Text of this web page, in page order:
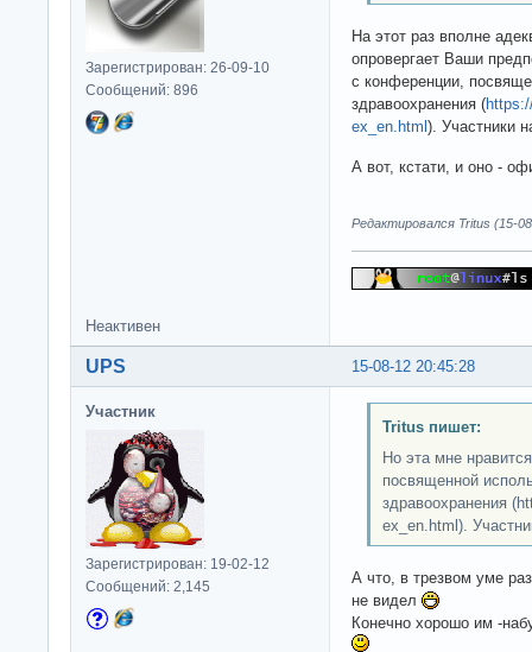
Зарегистрирован: 26-09-10
Сообщений: 896
На этот раз вполне
опровергает Ваши
с конференции,
здравоохранения (
ex_en.html ). Участники
А вот, кстати, и оно -
Редактировался Tritus (15-
Неактивен
15-08-12 20:45:28
UPS
Участник
Зарегистрирован: 19-02-12
Сообщений: 2,145
Tritus пишет:
Но эта мне
посвященной
здравоохранения
ex_en.html).
А что, в трезвом уме
не видел
Конечно хорошо им -